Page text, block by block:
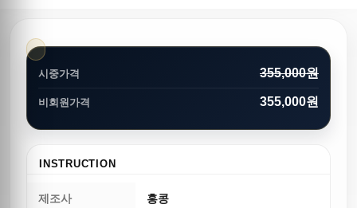
시중가격 355,000원
비회원가격 355,000원
INSTRUCTION
제조사 홍콩